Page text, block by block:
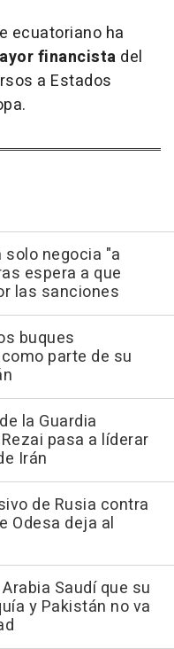
ecuatoriano ha
financista del
a Estados
solo negocia "a
espera a que
las sanciones
buques
parte de su
la Guardia
pasa a líderar
Irán
de Rusia contra
Odesa deja al
Saudí que su
y Pakistán no va